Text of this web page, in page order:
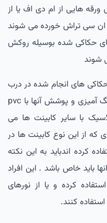
هایی از ام دی اف یا از
سی تراش خورده می شوند
حکاکی شده بوسیله روکش
های انجام شده در درب
های این کابینت ها ،همچنین رنگ آمیزی و پوشش آنها با pvc
با سایر کابینت ها می
که از این نوع کابینت ها در
کرده اندباید به این نکته
باید خاص باشد . این افراد
کرده و یا از نورهای
کنند.